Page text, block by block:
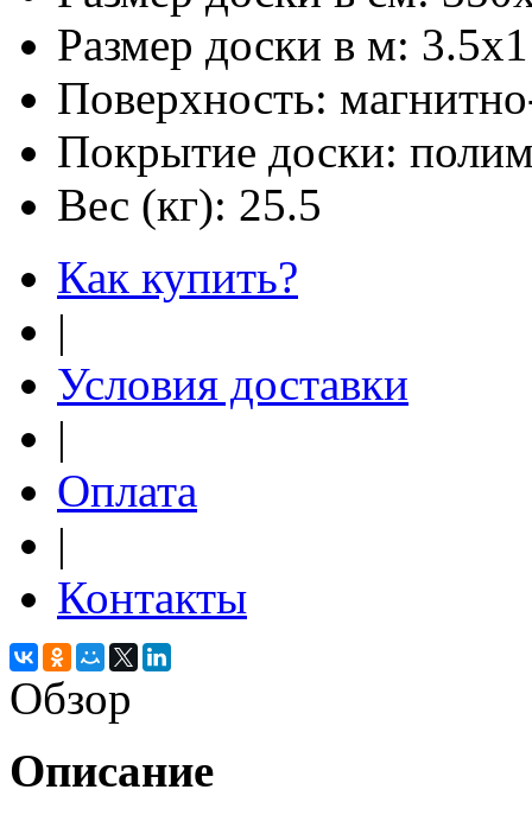
Размер доски в м:
Поверхность:
Покрытие доски:
Вес (кг): 25.5
Как купить?
|
Условия доставки
|
Оплата
|
Контакты
Обзор
Описание